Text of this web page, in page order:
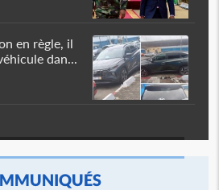
en règle, il
dan...